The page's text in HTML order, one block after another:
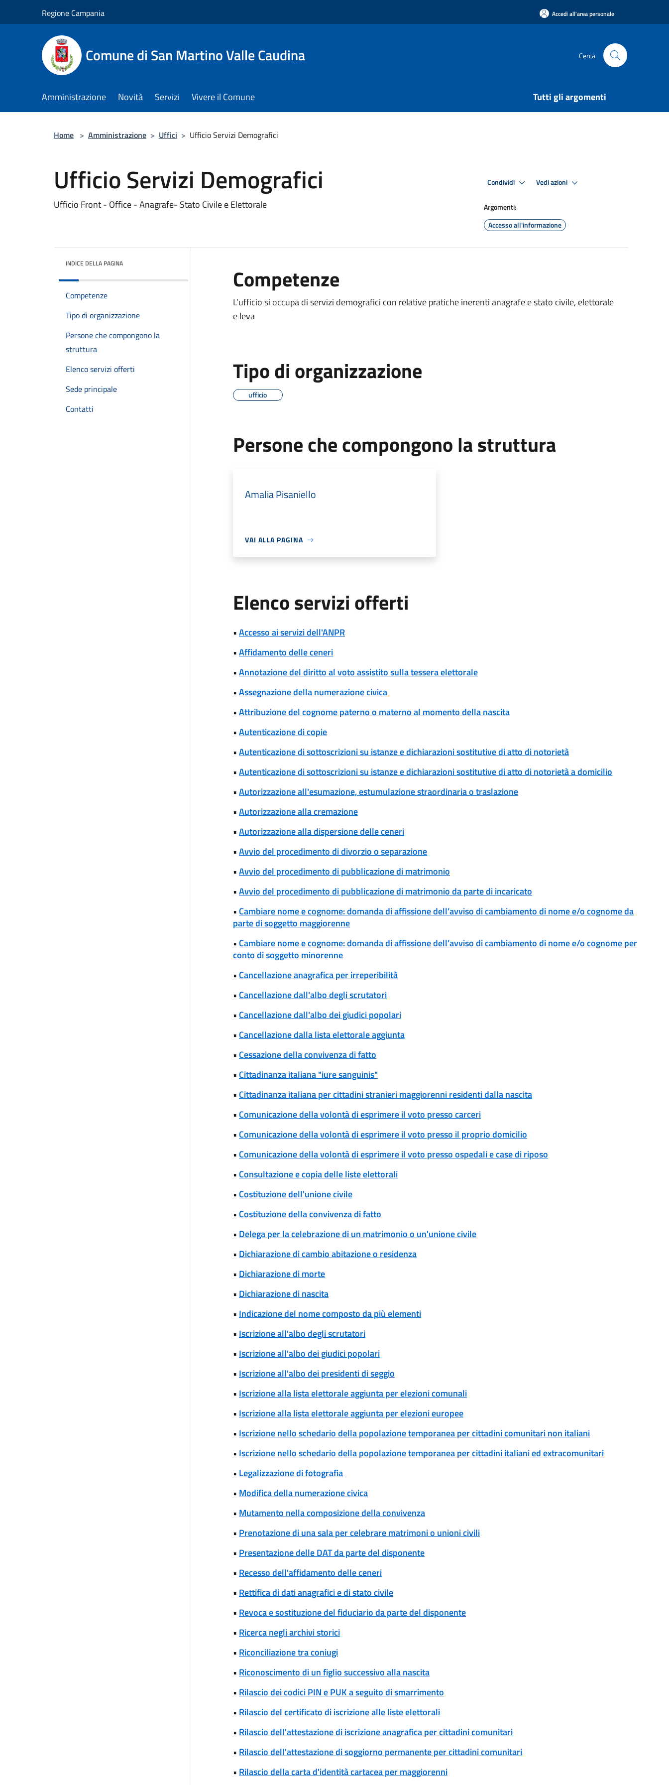
Regione Campania Accedi all'area personale
Comune di San Martino Valle Caudina Cerca
Amministrazione Novità Servizi Vivere il Comune Tutti gli argomenti
Home > Amministrazione > Uffici > Ufficio Servizi Demografici
Ufficio Servizi Demografici
Ufficio Front - Office - Anagrafe- Stato Civile e Elettorale
Condividi Vedi azioni
Argomenti:
Accesso all'informazione
INDICE DELLA PAGINA
Competenze
Tipo di organizzazione
Persone che compongono la
struttura
Elenco servizi offerti
Sede principale
Contatti
Competenze
L’ufficio si occupa di servizi demografici con relative pratiche inerenti anagrafe e stato civile, elettorale
e leva
Tipo di organizzazione
ufficio
Persone che compongono la struttura
Amalia Pisaniello
VAI ALLA PAGINA
Elenco servizi offerti
•Accesso ai servizi dell'ANPR
•Affidamento delle ceneri
•Annotazione del diritto al voto assistito sulla tessera elettorale
•Assegnazione della numerazione civica
•Attribuzione del cognome paterno o materno al momento della nascita
•Autenticazione di copie
•Autenticazione di sottoscrizioni su istanze e dichiarazioni sostitutive di atto di notorietà
•Autenticazione di sottoscrizioni su istanze e dichiarazioni sostitutive di atto di notorietà a domicilio
•Autorizzazione all'esumazione, estumulazione straordinaria o traslazione
•Autorizzazione alla cremazione
•Autorizzazione alla dispersione delle ceneri
•Avvio del procedimento di divorzio o separazione
•Avvio del procedimento di pubblicazione di matrimonio
•Avvio del procedimento di pubblicazione di matrimonio da parte di incaricato
• Cambiare nome e cognome: domanda di affissione dell’avviso di cambiamento di nome e/o cognome da
parte di soggetto maggiorenne
• Cambiare nome e cognome: domanda di affissione dell’avviso di cambiamento di nome e/o cognome per
conto di soggetto minorenne
• Cancellazione anagrafica per irreperibilità
• Cancellazione dall'albo degli scrutatori
• Cancellazione dall'albo dei giudici popolari
• Cancellazione dalla lista elettorale aggiunta
• Cessazione della convivenza di fatto
• Cittadinanza italiana "iure sanguinis"
• Cittadinanza italiana per cittadini stranieri maggiorenni residenti dalla nascita
• Comunicazione della volontà di esprimere il voto presso carceri
• Comunicazione della volontà di esprimere il voto presso il proprio domicilio
• Comunicazione della volontà di esprimere il voto presso ospedali e case di riposo
• Consultazione e copia delle liste elettorali
• Costituzione dell'unione civile
• Costituzione della convivenza di fatto
• Delega per la celebrazione di un matrimonio o un'unione civile
• Dichiarazione di cambio abitazione o residenza
• Dichiarazione di morte
• Dichiarazione di nascita
• Indicazione del nome composto da più elementi
• Iscrizione all'albo degli scrutatori
• Iscrizione all'albo dei giudici popolari
• Iscrizione all'albo dei presidenti di seggio
• Iscrizione alla lista elettorale aggiunta per elezioni comunali
• Iscrizione alla lista elettorale aggiunta per elezioni europee
• Iscrizione nello schedario della popolazione temporanea per cittadini comunitari non italiani
• Iscrizione nello schedario della popolazione temporanea per cittadini italiani ed extracomunitari
• Legalizzazione di fotografia
• Modifica della numerazione civica
• Mutamento nella composizione della convivenza
• Prenotazione di una sala per celebrare matrimoni o unioni civili
• Presentazione delle DAT da parte del disponente
• Recesso dell'affidamento delle ceneri
• Rettifica di dati anagrafici e di stato civile
• Revoca e sostituzione del fiduciario da parte del disponente
• Ricerca negli archivi storici
• Riconciliazione tra coniugi
• Riconoscimento di un figlio successivo alla nascita
• Rilascio dei codici PIN e PUK a seguito di smarrimento
• Rilascio del certificato di iscrizione alle liste elettorali
• Rilascio dell'attestazione di iscrizione anagrafica per cittadini comunitari
• Rilascio dell'attestazione di soggiorno permanente per cittadini comunitari
• Rilascio della carta d'identità cartacea per maggiorenni